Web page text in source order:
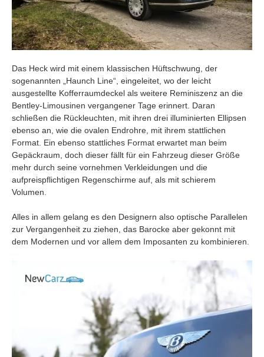
Das Heck wird mit einem klassischen Hüftschwung, der
sogenannten „Haunch Line“, eingeleitet, wo der leicht
ausgestellte Kofferraumdeckel als weitere Reminiszenz an die
Bentley-Limousinen vergangener Tage erinnert. Daran
schließen die Rückleuchten, mit ihren drei illuminierten Ellipsen
ebenso an, wie die ovalen Endrohre, mit ihrem stattlichen
Format. Ein ebenso stattliches Format erwartet man beim
Gepäckraum, doch dieser fällt für ein Fahrzeug dieser Größe
mehr durch seine vornehmen Verkleidungen und die
aufpreispflichtigen Regenschirme auf, als mit schierem
Volumen.
Alles in allem gelang es den Designern also optische Parallelen
zur Vergangenheit zu ziehen, das Barocke aber gekonnt mit
dem Modernen und vor allem dem Imposanten zu kombinieren.